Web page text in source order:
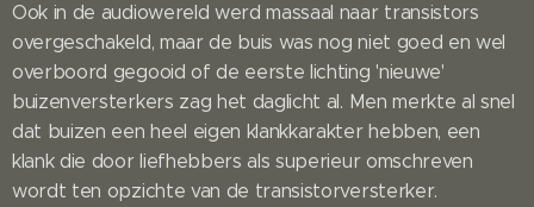
Ook in de audiowereld werd massaal naar transistors
overgeschakeld, maar de buis was nog niet goed en wel
overboord gegooid of de eerste lichting 'nieuwe'
buizenversterkers zag het daglicht al. Men merkte al snel
dat buizen een heel eigen klankkarakter hebben, een
klank die door liefhebbers als superieur omschreven
wordt ten opzichte van de transistorversterker.